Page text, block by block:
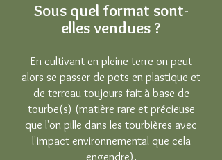
Sous quel format sont-
elles vendues ?
En cultivant en pleine terre on peut
alors se passer de pots en plastique et
de terreau toujours fait à base de
tourbe(s) (matière rare et précieuse
que l'on pille dans les tourbières avec
l'impact environnemental que cela
engendre).